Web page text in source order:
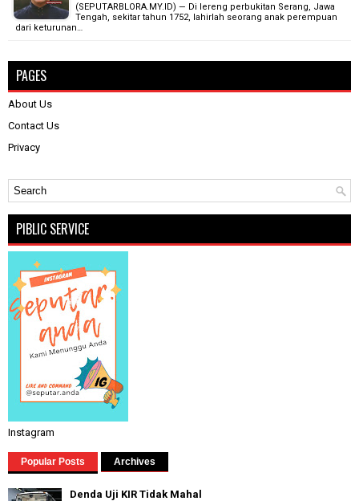
(SEPUTARBLORA.MY.ID) — Di lereng perbukitan Serang, Jawa
Tengah, sekitar tahun 1752, lahirlah seorang anak perempuan
dari keturunan…
PAGES
About Us
Contact Us
Privacy
PIBLIC SERVICE
Instagram
Popular Posts Archives
Denda Uji KIR Tidak Mahal